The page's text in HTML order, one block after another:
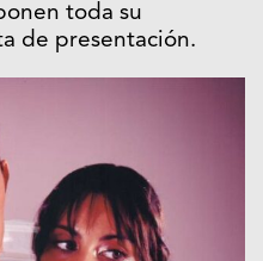
toda su
de presentación.